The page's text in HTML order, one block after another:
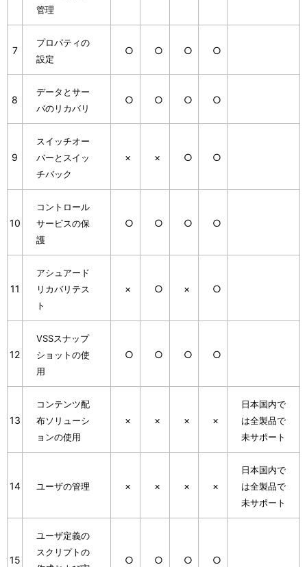
管理
7
プロパティの
設定
○ ○ ○ ○
8
データとサー
バのリカバリ
○ ○ ○ ○
9
スイッチオー
バーとスイッ
チバック
× × ○ ○
10
コントロール
サービスの保
護
○ ○ ○ ○
11
アシュアード
リカバリテス
ト
× ○ × ○
12
VSSスナップ
ショットの使
用
○ ○ ○ ○
13
コンテンツ配
布ソリューシ
ョンの使用
× × × ×
日本国内で
は全製品で
未サポート
14 ユーザの管理 × × × ×
日本国内で
は全製品で
未サポート
15
ユーザ定義の
スクリプトの
○ ○ ○ ○